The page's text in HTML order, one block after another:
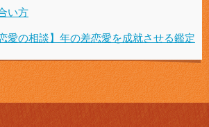
い方
愛の相談】年の差恋愛を成就させる鑑定